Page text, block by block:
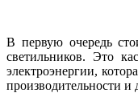
В первую очередь
светильников. Это
электроэнергии,
производительности и